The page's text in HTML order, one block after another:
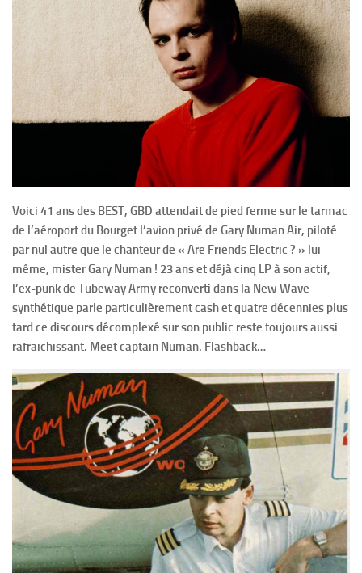
Voici 41 ans des BEST, GBD attendait de pied ferme sur le tarmac
de l’aéroport du Bourget l’avion privé de Gary Numan Air, piloté
par nul autre que le chanteur de « Are Friends Electric ? » lui-
même, mister Gary Numan ! 23 ans et déjà cinq LP à son actif,
l’ex-punk de Tubeway Army reconverti dans la New Wave
synthétique parle particulièrement cash et quatre décennies plus
tard ce discours décomplexé sur son public reste toujours aussi
rafraichissant. Meet captain Numan. Flashback…